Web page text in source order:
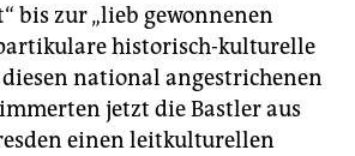
bis zur „lieb gewonnenen
historisch-kulturelle
national angestrichenen
jetzt die Bastler aus
einen leitkulturellen